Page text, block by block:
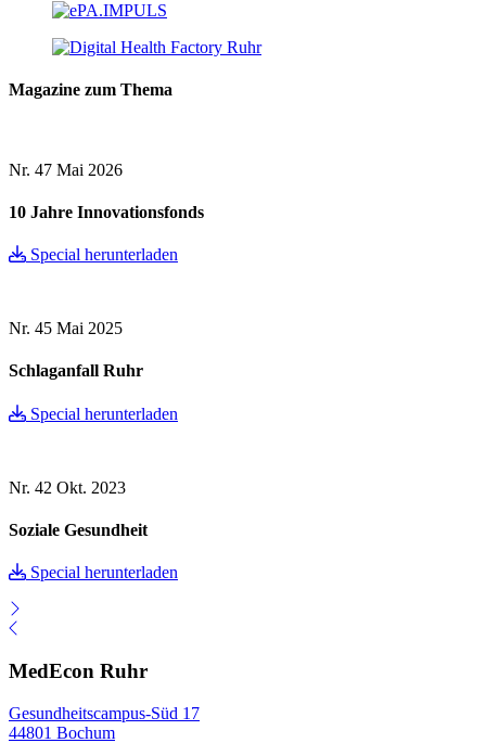
Magazine zum Thema
Nr. 47 Mai 2026
10 Jahre Innovationsfonds
Special herunterladen
Nr. 45 Mai 2025
Schlaganfall Ruhr
Special herunterladen
Nr. 42 Okt. 2023
Soziale Gesundheit
Special herunterladen
MedEcon Ruhr
Gesundheitscampus-Süd 17
44801 Bochum